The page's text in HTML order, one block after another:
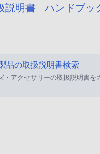
:
2
2
/
説明書 - ハンドブッ
品の取扱説明書検索
・アクセサリーの取扱説明書を